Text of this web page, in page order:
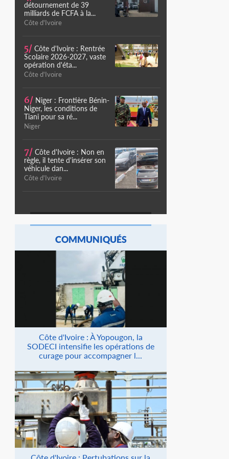
détournement de 39
milliards de FCFA à la...
Côte d'Ivoire
5/ Côte d'Ivoire : Rentrée
Scolaire 2026-2027, vaste
opération d'éta...
Côte d'Ivoire
6/ Niger : Frontière Bénin-
Niger, les conditions de
Tiani pour sa ré...
Niger
7/ Côte d'Ivoire : Non en
règle, il tente d'insérer son
véhicule dan...
Côte d'Ivoire
COMMUNIQUÉS
Côte d'Ivoire : À Yopougon, la
SODECI intensifie les opérations de
curage pour accompagner l...